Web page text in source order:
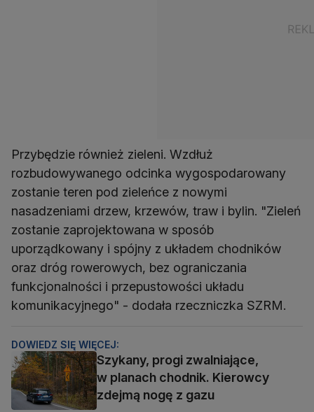
Przybędzie również zieleni. Wzdłuż
rozbudowywanego odcinka wygospodarowany
zostanie teren pod zieleńce z nowymi
nasadzeniami drzew, krzewów, traw i bylin. "Zieleń
zostanie zaprojektowana w sposób
uporządkowany i spójny z układem chodników
oraz dróg rowerowych, bez ograniczania
funkcjonalności i przepustowości układu
komunikacyjnego" - dodała rzeczniczka SZRM.
DOWIEDZ SIĘ WIĘCEJ:
Szykany, progi zwalniające,
w planach chodnik. Kierowcy
zdejmą nogę z gazu